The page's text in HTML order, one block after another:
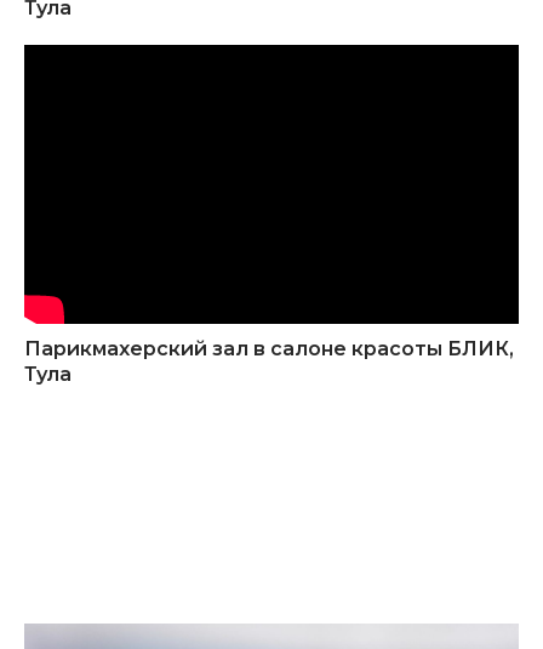
Тула
Парикмахерский зал в салоне красоты БЛИК,
Тула